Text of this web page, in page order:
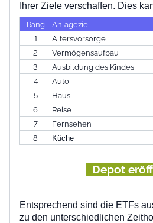
Ihrer Ziele verschaffen. Dies
Rang
Anlageziel
1
Altersvorsorge
2
Vermögensaufbau
3
Ausbildung des Kindes
4
Auto
5
Haus
6
Reise
7
Fernsehen
8
Küche
Depot
Entsprechend sind die ETFs
zu den unterschiedlichen